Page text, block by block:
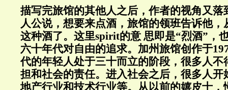
描写完旅馆的其他人之后，作者的视角又落
人公说，想要来点酒，旅馆的领班告诉他，
这种酒了。这里spirit的意 思即是“烈酒”，
六十年代对自由的追求。加州旅馆创作于
代的年轻人处于三十而立的阶段，很多人不
担和社会的责任。进入社会之后，很多人开
地产行业和技术行业等。从以前的嬉皮士，